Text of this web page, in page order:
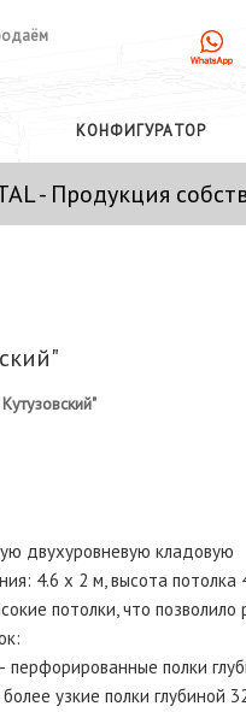
КОНФИГУРАТОР
- Продукция
двухуровневую кладовую
4.6 х 2 м, высота потолка
потолки, что
полки
узкие полки глубиной